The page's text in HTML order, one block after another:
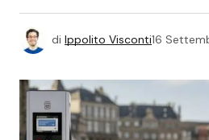
di Ippolito Visconti16